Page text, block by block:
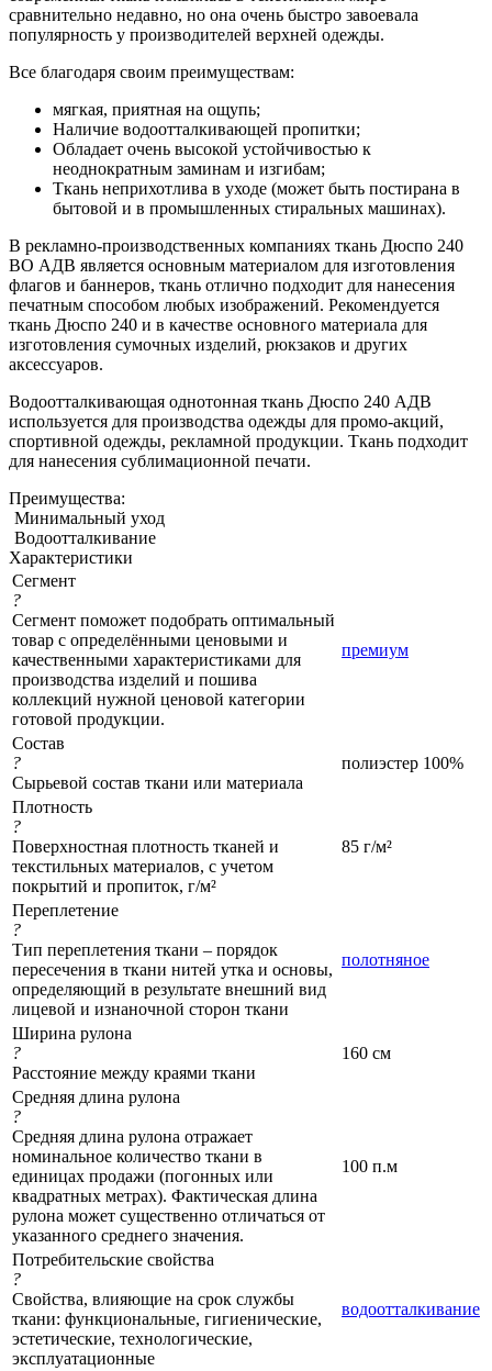
сравнительно недавно, но она очень быстро завоевала
популярность у производителей верхней одежды.
Все благодаря своим преимуществам:
мягкая, приятная на ощупь;
Наличие водоотталкивающей пропитки;
Обладает очень высокой устойчивостью к
неоднократным заминам и изгибам;
Ткань неприхотлива в уходе (может быть постирана в
бытовой и в промышленных стиральных машинах).
В рекламно-производственных компаниях ткань Дюспо 240
ВО АДВ является основным материалом для изготовления
флагов и баннеров, ткань отлично подходит для нанесения
печатным способом любых изображений. Рекомендуется
ткань Дюспо 240 и в качестве основного материала для
изготовления сумочных изделий, рюкзаков и других
аксессуаров.
Водоотталкивающая однотонная ткань Дюспо 240 АДВ
используется для производства одежды для промо-акций,
спортивной одежды, рекламной продукции. Ткань подходит
для нанесения сублимационной печати.
Преимущества:
Минимальный уход
Водоотталкивание
Характеристики
Сегмент
?
Сегмент поможет подобрать оптимальный
товар с определёнными ценовыми и
качественными характеристиками для
производства изделий и пошива
коллекций нужной ценовой категории
готовой продукции.
премиум
Состав
?
Сырьевой состав ткани или материала
полиэстер 100%
Плотность
?
Поверхностная плотность тканей и
текстильных материалов, с учетом
покрытий и пропиток, г/м²
85 г/м²
Переплетение
?
Тип переплетения ткани – порядок
пересечения в ткани нитей утка и основы,
определяющий в результате внешний вид
лицевой и изнаночной сторон ткани
полотняное
Ширина рулона
?
Расстояние между краями ткани
160 см
Средняя длина рулона
?
Средняя длина рулона отражает
номинальное количество ткани в
единицах продажи (погонных или
квадратных метрах). Фактическая длина
рулона может существенно отличаться от
указанного среднего значения.
100 п.м
Потребительские свойства
?
Свойства, влияющие на срок службы
ткани: функциональные, гигиенические,
эстетические, технологические,
эксплуатационные
водоотталкивание